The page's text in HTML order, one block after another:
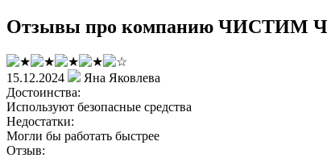
Отзывы про компанию ЧИСТИМ
15.12.2024
Яна Яковлева
Достоинства:
Используют безопасные средства
Недостатки:
Могли бы работать быстрее
Отзыв: